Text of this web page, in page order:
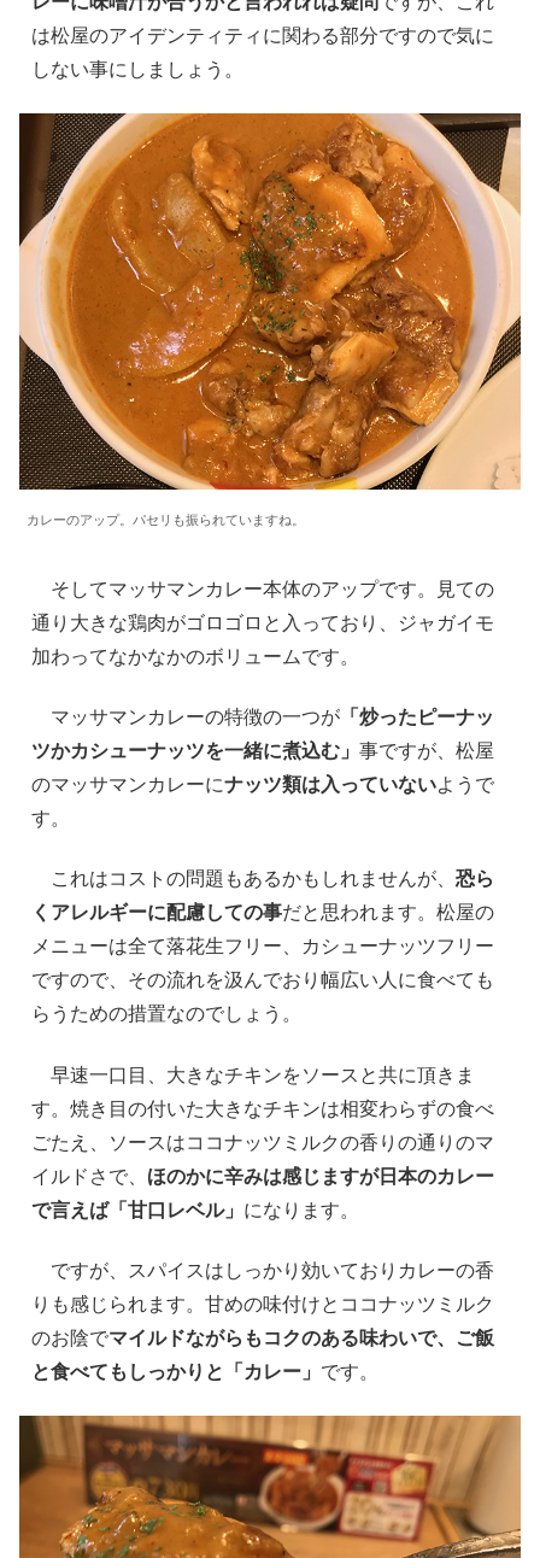
は松屋のアイデンティティに関わる部分ですので気に
しない事にしましょう。
カレーのアップ。パセリも振られていますね。
そしてマッサマンカレー本体のアップです。見ての
通り大きな鶏肉がゴロゴロと入っており、ジャガイモ
加わってなかなかのボリュームです。
マッサマンカレーの特徴の一つが 「炒ったピーナッ
ツかカシューナッツを一緒に煮込む」 事ですが、松屋
のマッサマンカレーにナッツ類は入っていないようで
す。
これはコストの問題もあるかもしれませんが、 恐ら
くアレルギーに配慮しての事だと思われます。松屋の
メニューは全て落花生フリー、カシューナッツフリー
ですので、その流れを汲んでおり幅広い人に食べても
らうための措置なのでしょう。
早速一口目、大きなチキンをソースと共に頂きま
す。焼き目の付いた大きなチキンは相変わらずの食べ
ごたえ、ソースはココナッツミルクの香りの通りのマ
イルドさで、 ほのかに辛みは感じますが日本のカレー
で言えば「甘口レベル」 になります。
ですが、スパイスはしっかり効いておりカレーの香
りも感じられます。甘めの味付けとココナッツミルク
のお陰でマイルドながらもコクのある味わいで、ご飯
と食べてもしっかりと「カレー」 です。